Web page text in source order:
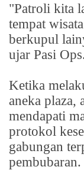
"Patroli kita
tempat
berkupul
ujar Pasi
Ketika
aneka plaza,
mendapati
protokol
gabungan
pembubaran.